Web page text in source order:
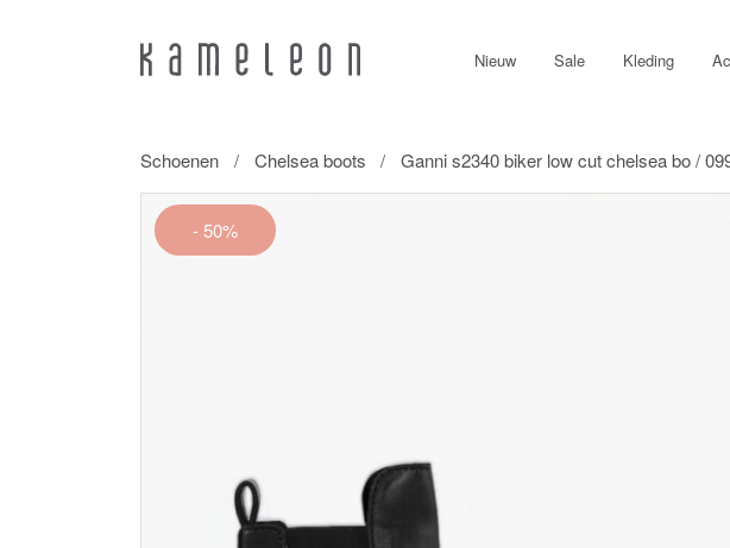
Nieuw Sale Kleding
Schoenen Chelsea boots Ganni s2340 biker low cut chelsea bo /
- 50%